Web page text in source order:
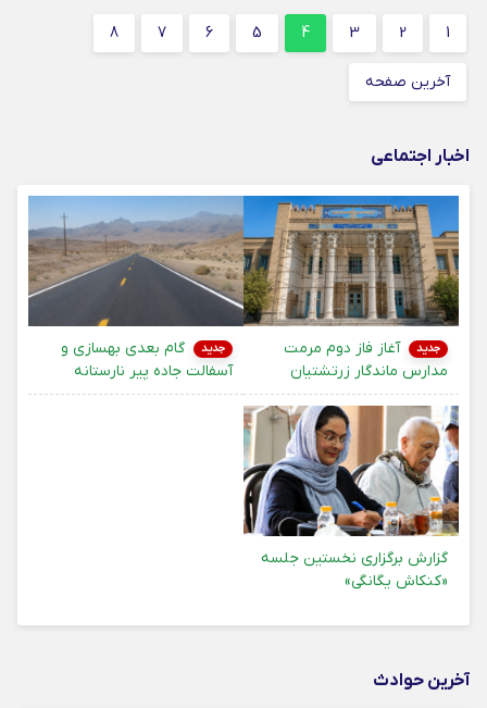
1
2
3
4
5
6
7
8
آخرین صفحه
اخبار اجتماعی
جدید
آغاز فاز دوم مرمت
مدارس ماندگار زرتشتیان
جدید
گام بعدی بهسازی و
آسفالت جاده پیر نارستانه
گزارش برگزاری نخستین جلسه
«کنکاش یگانگی»
آخرین حوادث